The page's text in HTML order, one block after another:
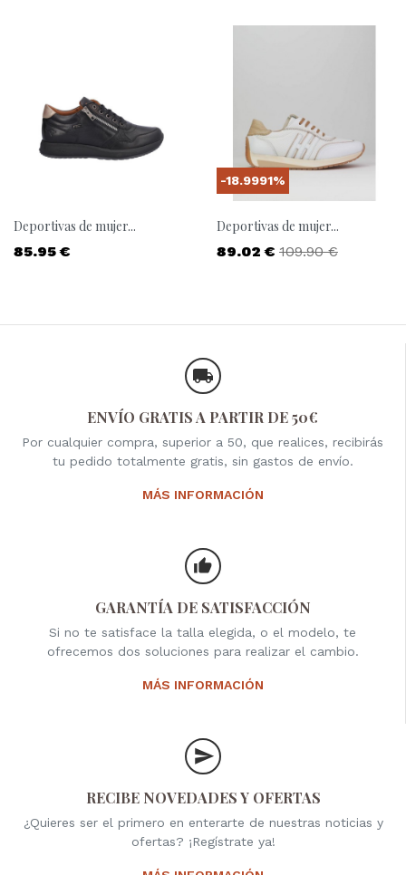
Deportivas de mujer...
Precio
85.95 €
Deportivas de mujer...
Precio
89.02 € Precio base
109.90 €
-18.9991%
ENVÍO GRATIS A PARTIR DE 50€
Por cualquier compra, superior a 50, que realices, recibirás
tu pedido totalmente gratis, sin gastos de envío.
MÁS INFORMACIÓN
GARANTÍA DE SATISFACCIÓN
Si no te satisface la talla elegida, o el modelo, te
ofrecemos dos soluciones para realizar el cambio.
MÁS INFORMACIÓN
RECIBE NOVEDADES Y OFERTAS
¿Quieres ser el primero en enterarte de nuestras noticias y
ofertas? ¡Regístrate ya!